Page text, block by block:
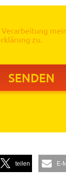
zu.
teilen E-